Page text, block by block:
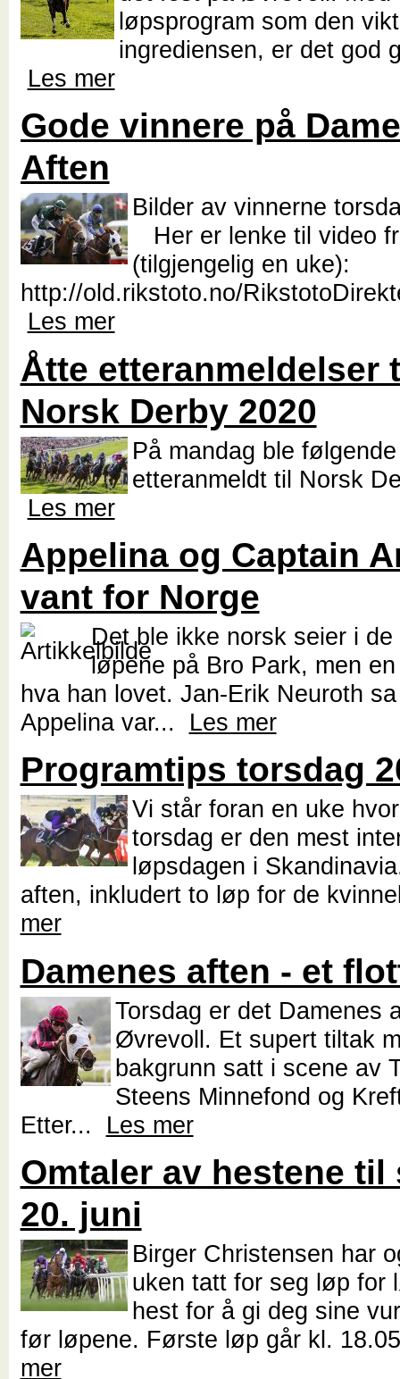
løpsprogram som den
ingrediensen, er det god
Les mer
Gode vinnere på
Aften
Bilder av vinnerne
Her er lenke til video
(tilgjengelig en uke):
http://old.rikstoto.no/
Les mer
Åtte etteranmeldelser
Norsk Derby 2020
På mandag ble
etteranmeldt til Norsk
Les mer
Appelina og Captain
vant for Norge
Det ble ikke norsk seier i
løpene på Bro Park, men
hva han lovet. Jan-Erik Neuroth
Appelina var... Les mer
Programtips torsdag
Vi står foran en uke
torsdag er den mest
løpsdagen i
aften, inkludert to løp for de
mer
Damenes aften - et
Torsdag er det Damenes
Øvrevoll. Et supert tiltak
bakgrunn satt i scene av
Steens Minnefond og
Etter... Les mer
Omtaler av hestene til
20. juni
Birger Christensen har
uken tatt for seg løp for
hest for å gi deg sine
før løpene. Første løp går kl.
mer